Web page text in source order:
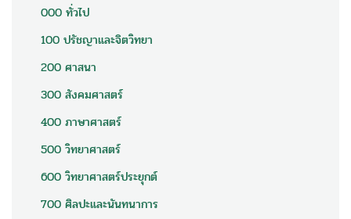
000 ทั่วไป
100 ปรัชญาและจิตวิทยา
200 ศาสนา
300 สังคมศาสตร์
400 ภาษาศาสตร์
500 วิทยาศาสตร์
600 วิทยาศาสตร์ประยุกต์
700 ศิลปะและนันทนาการ